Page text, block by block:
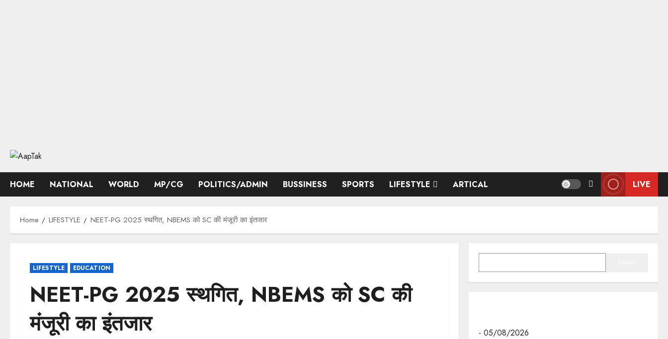
content
HOME
NATIONAL WORLD MP/CG POLITICS/ADMIN BUSSINESS SPORTS LIFESTYLE ARTICAL LIVE
Home LIFESTYLE NEET-PG 2025 स्थगित, NBEMS को SC की मंजूरी का इंतजार
LIFESTYLE EDUCATION
NEET-PG 2025 स्थगित, NBEMS को SC की
मंजूरी का इंतजार
- 05/08/2026